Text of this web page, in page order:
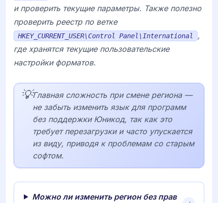
и проверить текущие параметры. Также полезно
проверить реестр по ветке
HKEY_CURRENT_USER\Control Panel\International
,
где хранятся текущие пользовательские
настройки форматов.
💡Главная сложность при смене региона —
не забыть изменить язык для программ
без поддержки Юникод, так как это
требует перезагрузки и часто упускается
из виду, приводя к проблемам со старым
софтом.
Можно ли изменить регион без прав